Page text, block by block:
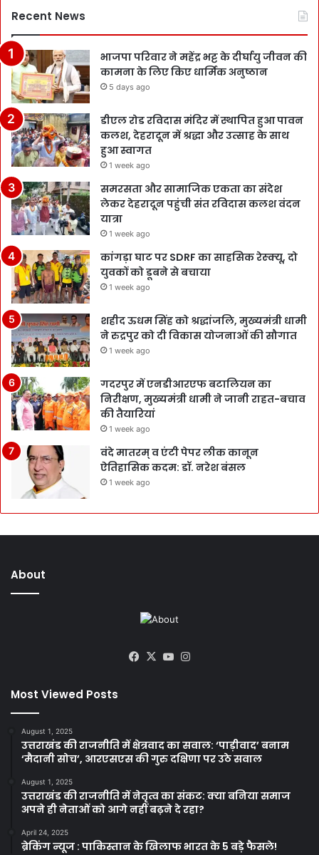
Recent News
भाजपा परिवार ने महेंद्र भट्ट के दीर्घायु जीवन की
कामना के लिए किए धार्मिक अनुष्ठान
5 days ago
डीएल रोड रविदास मंदिर में स्थापित हुआ पावन
कलश, देहरादून में श्रद्धा और उत्साह के साथ
हुआ स्वागत
1 week ago
समरसता और सामाजिक एकता का संदेश
लेकर देहरादून पहुंची संत रविदास कलश वंदन
यात्रा
1 week ago
कांगड़ा घाट पर SDRF का साहसिक रेस्क्यू, दो
युवकों को डूबने से बचाया
1 week ago
शहीद ऊधम सिंह को श्रद्धांजलि, मुख्यमंत्री धामी
ने रुद्रपुर को दी विकास योजनाओं की सौगात
1 week ago
गदरपुर में एनडीआरएफ बटालियन का
निरीक्षण, मुख्यमंत्री धामी ने जानी राहत-बचाव
की तैयारियां
1 week ago
वंदे मातरम् व एंटी पेपर लीक कानून
ऐतिहासिक कदम: डॉ. नरेश बंसल
1 week ago
About
Facebook
X YouTube
Most Viewed Posts
August 1, 2025
उत्तराखंड की राजनीति में क्षेत्रवाद का सवाल: ‘पाड़ीवाद’ बनाम
‘मैदानी सोच’, आरएसएस की गुरु दक्षिणा पर उठे सवाल
August 1, 2025
उत्तराखंड की राजनीति में नेतृत्व का संकट: क्या बनिया समाज
अपने ही नेताओं को आगे नहीं बढ़ने दे रहा?
April 24, 2025
ब्रेकिंग न्यूज : पाकिस्तान के खिलाफ भारत के 5 बड़े फैसले!